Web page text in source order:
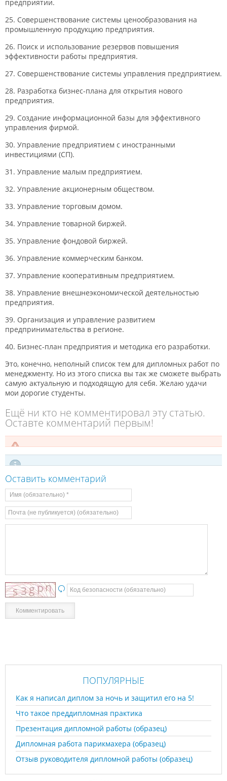
предприятии.
25. Совершенствование системы ценообразования на
промышленную продукцию предприятия.
26. Поиск и использование резервов повышения
эффективности работы предприятия.
27. Совершенствование системы управления предприятием.
28. Разработка бизнес-плана для открытия нового
предприятия.
29. Создание информационной базы для эффективного
управления фирмой.
30. Управление предприятием с иностранными
инвестициями (СП).
31. Управление малым предприятием.
32. Управление акционерным обществом.
33. Управление торговым домом.
34. Управление товарной биржей.
35. Управление фондовой биржей.
36. Управление коммерческим банком.
37. Управление кооперативным предприятием.
38. Управление внешнеэкономической деятельностью
предприятия.
39. Организация и управление развитием
предпринимательства в регионе.
40. Бизнес-план предприятия и методика его разработки.
Это, конечно, неполный список тем для дипломных работ по
менеджменту. Но из этого списка вы так же сможете выбрать
самую актуальную и подходящую для себя. Желаю удачи
мои дорогие студенты.
Ещё ни кто не комментировал эту статью.
Оставте комментарий первым!
Оставить комментарий
ПОПУЛЯРНЫЕ
Как я написал диплом за ночь и защитил его на 5!
Что такое преддипломная практика
Презентация дипломной работы (образец)
Дипломная работа парикмахера (образец)
Отзыв руководителя дипломной работы (образец)